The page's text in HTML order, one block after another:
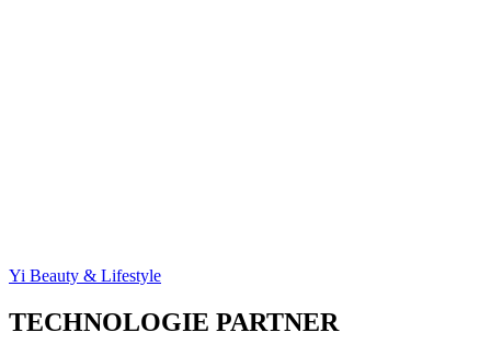
Yi Beauty & Lifestyle
TECHNOLOGIE PARTNER